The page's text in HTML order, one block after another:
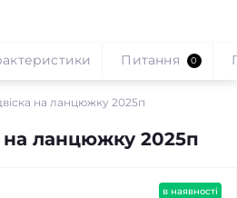
на ланцюжку 2025п
на ланцюжку 2025п
Питання 0
в наявності